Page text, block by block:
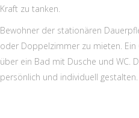
Kraft zu tanken.
Bewohner der stationären
oder Doppelzimmer zu mieten.
über ein Bad mit Dusche und WC.
persönlich und individuell gestalten.